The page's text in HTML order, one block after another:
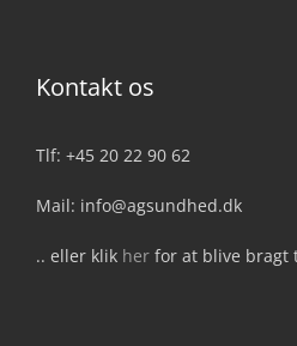
Kontakt os
Tlf: +45 20 22 90 62
Mail: info@agsundhed.dk
.. eller klik her for at blive bragt